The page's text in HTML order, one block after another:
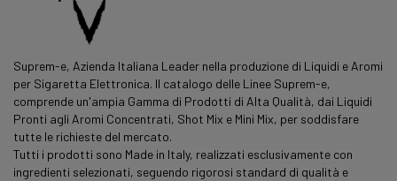
Suprem-e, Azienda Italiana Leader nella produzione di Liquidi e Aromi
per Sigaretta Elettronica. Il catalogo delle Linee Suprem-e,
comprende un'ampia Gamma di Prodotti di Alta Qualità, dai Liquidi
Pronti agli Aromi Concentrati, Shot Mix e Mini Mix, per soddisfare
tutte le richieste del mercato.
Tutti i prodotti sono Made in Italy, realizzati esclusivamente con
ingredienti selezionati, seguendo rigorosi standard di qualità e